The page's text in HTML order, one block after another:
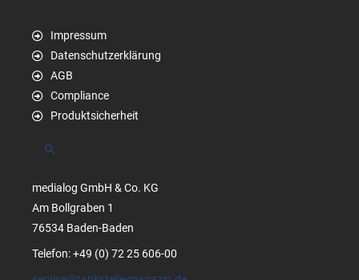
Impressum
Datenschutzerklärung
AGB
Compliance
Produktsicherheit
Suchen
medialog GmbH & Co. KG
Am Bollgraben 1
76534 Baden-Baden
Telefon: +49 (0) 72 25 606-00